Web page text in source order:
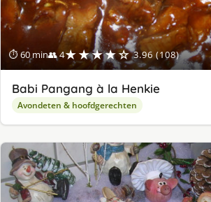
⏱ 60 min👥 4★★★★☆ 3.96 (108)
Babi Pangang à la Henkie
Avondeten & hoofdgerechten